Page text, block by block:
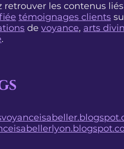
retrouver les contenus
témoignages clients
de voyance, arts
.